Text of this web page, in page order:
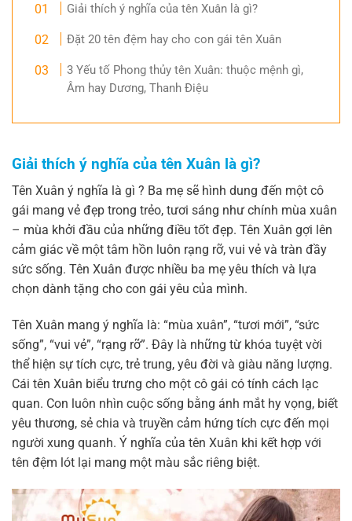
Giải thích ý nghĩa của tên Xuân là gì?
Đặt 20 tên đệm hay cho con gái tên Xuân
3 Yếu tố Phong thủy tên Xuân: thuộc mệnh gì,
Âm hay Dương, Thanh Điệu
Giải thích ý nghĩa của tên Xuân là gì?
Tên Xuân ý nghĩa là gì ? Ba mẹ sẽ hình dung đến một cô
gái mang vẻ đẹp trong trẻo, tươi sáng như chính mùa xuân
– mùa khởi đầu của những điều tốt đẹp. Tên Xuân gợi lên
cảm giác về một tâm hồn luôn rạng rỡ, vui vẻ và tràn đầy
sức sống. Tên Xuân được nhiều ba mẹ yêu thích và lựa
chọn dành tặng cho con gái yêu của mình.
Tên Xuân mang ý nghĩa là: “mùa xuân”, “tươi mới”, “sức
sống”, “vui vẻ”, “rạng rỡ”. Đây là những từ khóa tuyệt vời
thể hiện sự tích cực, trẻ trung, yêu đời và giàu năng lượng.
Cái tên Xuân biểu trưng cho một cô gái có tính cách lạc
quan. Con luôn nhìn cuộc sống bằng ánh mắt hy vọng, biết
yêu thương, sẻ chia và truyền cảm hứng tích cực đến mọi
người xung quanh. Ý nghĩa của tên Xuân khi kết hợp với
tên đệm lót lại mang một màu sắc riêng biệt.